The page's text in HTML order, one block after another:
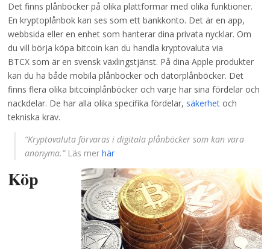
Det finns plånböcker på olika plattformar med olika funktioner.
En kryptoplånbok kan ses som ett bankkonto. Det är en app,
webbsida eller en enhet som hanterar dina privata nycklar. Om
du vill börja köpa bitcoin kan du handla kryptovaluta via
BTCX som är en svensk växlingstjänst. På dina Apple produkter
kan du ha både mobila plånböcker och datorplånböcker. Det
finns flera olika bitcoinplånböcker och varje har sina fördelar och
nackdelar. De har alla olika specifika fördelar, säkerhet och
tekniska krav.
“Kryptovaluta förvaras i digitala plånböcker som kan vara
anonyma.”Läs merhär
Köp